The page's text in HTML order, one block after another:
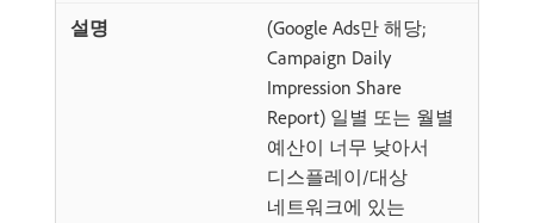
(Google Ads만 해당;
Campaign Daily
Impression Share
Report) 일별 또는 월별
예산이 너무 낮아서
디스플레이/대상
네트워크에 있는